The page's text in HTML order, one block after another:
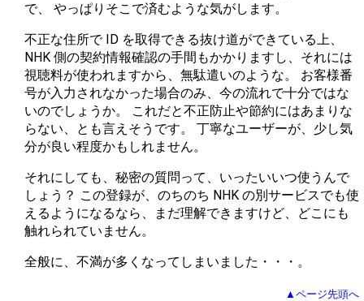
で、 やっぱりそこで済むような気がします。
不正な住所で ID を取得できる抜け道ができている上、
NHK 側の契約情報確認の手間もかかりますし、それには
視聴料が使われますから、無駄遣いのような。 お客様番
号が入力されなかった場合のみ、今の流れで十分ではな
いのでしょうか。 これだと不正防止や節約にはあまりな
らない、とも言えそうです。 丁寧なユーザーが、少し気
分が良い程度かもしれません。
それにしても、秘密の質問って、いったいいつ使うんで
しょう？ この登録が、のちのち NHK の別サービスでも使
えるようになるなら、まだ理解できますけど、どこにも
触れられていません。
全般に、不満が多くなってしまいました・・・。
▲ページ先頭へ